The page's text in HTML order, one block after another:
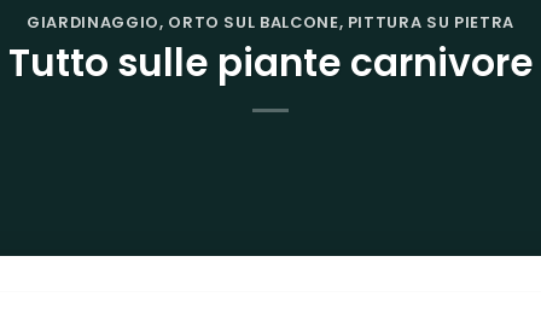
GIARDINAGGIO, ORTO SUL BALCONE, PITTURA SU PIETRA
Tutto sulle piante carnivore